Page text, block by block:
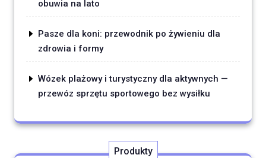
obuwia na lato
Pasze dla koni: przewodnik po żywieniu dla
zdrowia i formy
Wózek plażowy i turystyczny dla aktywnych —
przewóz sprzętu sportowego bez wysiłku
Produkty